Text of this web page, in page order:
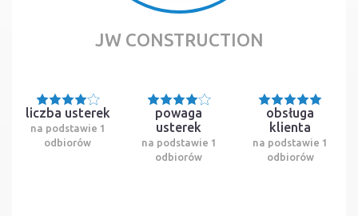
JW CONSTRUCTION
liczba usterek
na podstawie 1
odbiorów
powaga
usterek
na podstawie 1
odbiorów
obsługa
klienta
na podstawie 1
odbiorów